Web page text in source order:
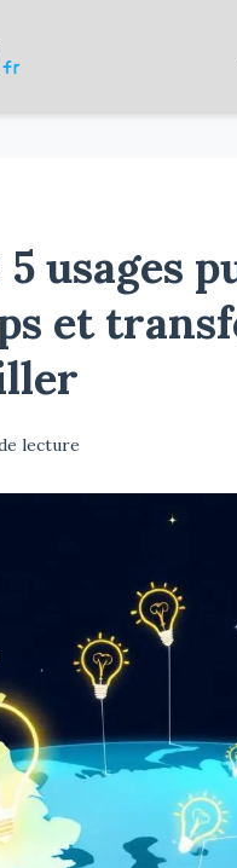
usages
et
lecture